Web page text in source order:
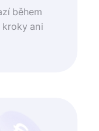
během
ani